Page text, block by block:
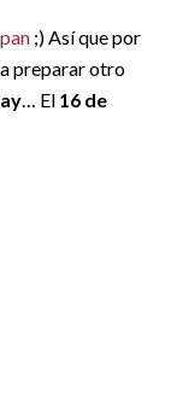
;) Así que por
preparar otro
… El 16 de